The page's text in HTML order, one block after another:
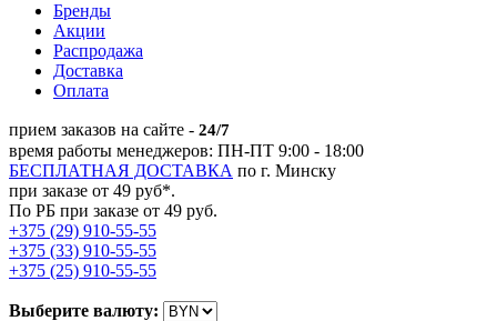
Бренды
Акции
Распродажа
Доставка
Оплата
прием заказов на сайте - 24/7
время работы менеджеров: ПН-ПТ 9:00 - 18:00
БЕСПЛАТНАЯ ДОСТАВКА по г. Минску
при заказе от 49 руб*.
По РБ при заказе от 49 руб.
+375 (29) 910-55-55
+375 (33) 910-55-55
+375 (25) 910-55-55
Выберите валюту: